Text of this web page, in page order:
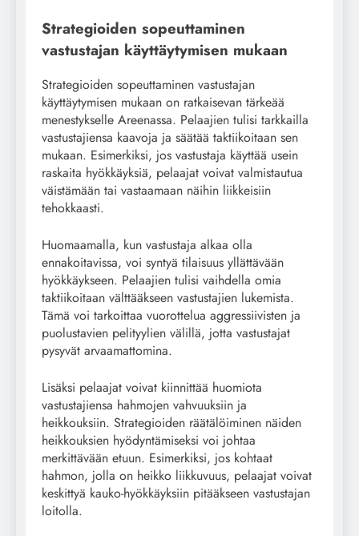
Strategioiden sopeuttaminen
vastustajan käyttäytymisen mukaan
Strategioiden sopeuttaminen vastustajan
käyttäytymisen mukaan on ratkaisevan tärkeää
menestykselle Areenassa. Pelaajien tulisi tarkkailla
vastustajiensa kaavoja ja säätää taktiikoitaan sen
mukaan. Esimerkiksi, jos vastustaja käyttää usein
raskaita hyökkäyksiä, pelaajat voivat valmistautua
väistämään tai vastaamaan näihin liikkeisiin
tehokkaasti.
Huomaamalla, kun vastustaja alkaa olla
ennakoitavissa, voi syntyä tilaisuus yllättävään
hyökkäykseen. Pelaajien tulisi vaihdella omia
taktiikoitaan välttääkseen vastustajien lukemista.
Tämä voi tarkoittaa vuorottelua aggressiivisten ja
puolustavien pelityylien välillä, jotta vastustajat
pysyvät arvaamattomina.
Lisäksi pelaajat voivat kiinnittää huomiota
vastustajiensa hahmojen vahvuuksiin ja
heikkouksiin. Strategioiden räätälöiminen näiden
heikkouksien hyödyntämiseksi voi johtaa
merkittävään etuun. Esimerkiksi, jos kohtaat
hahmon, jolla on heikko liikkuvuus, pelaajat voivat
keskittyä kauko-hyökkäyksiin pitääkseen vastustajan
loitolla.